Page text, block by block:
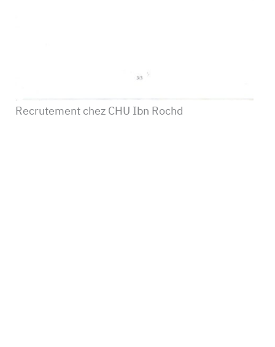
Recrutement chez CHU Ibn Rochd